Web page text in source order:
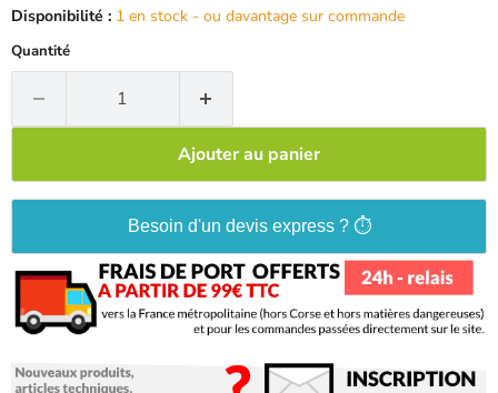
Disponibilité : 1 en stock - ou davantage sur commande
Quantité
Ajouter au panier
Besoin d'un devis express ? ⏱️